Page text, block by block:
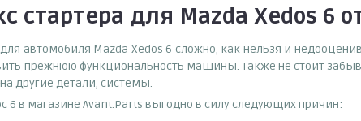
стартера для Mazda Xedos 6
автомобиля Mazda Xedos 6 сложно, как нельзя и
прежнюю функциональность машины. Также не стоит
другие детали, системы.
6 в магазине Avant.Parts выгодно в силу следующих причин: